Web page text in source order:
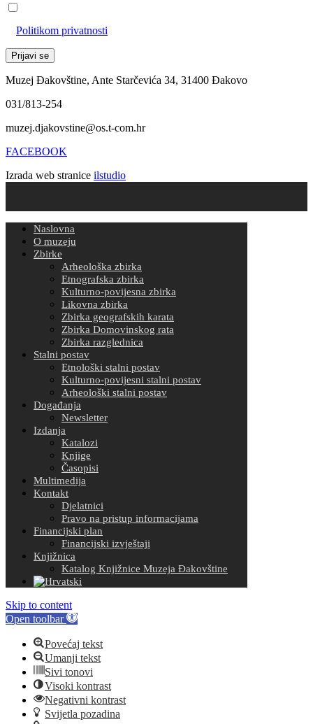
Politikom privatnosti
Muzej Đakovštine, Ante Starčevića 34, 31400 Đakovo
031/813-254
muzej.djakovstine@os.t-com.hr
FACEBOOK
Izrada web stranice ilstudio
Naslovna
O muzeju
Zbirke
Arheološka zbirka
Etnografska zbirka
Kulturno-povijesna zbirka
Likovna zbirka
Zbirka geografskih karata
Zbirka Domovinskog rata
Zbirka razglednica
Stalni postav
Etnološki stalni postav
Kulturno-povijesni stalni postav
Arheološki stalni postav
Događanja
Newsletter
Izdanja
Katalozi
Knjige
Časopisi
Multimedija
Kontakt
Djelatnici
Pravo na pristup informacijama
Financijski plan
Financijski izvještaji
Knjižnica
Katalog Knjižnice Muzeja Đakovštine
Skip to content
Open toolbar
Povećaj tekst
Umanji tekst
Sivi tonovi
Visoki kontrast
Negativni kontrast
Svijetla pozadina